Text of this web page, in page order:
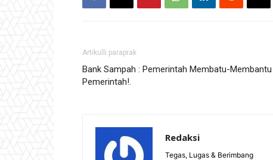
Artikulli paraprak
Bank Sampah : Pemerintah Membatu-Membantu
Pemerintah!.
Redaksi
Tegas, Lugas & Berimbang